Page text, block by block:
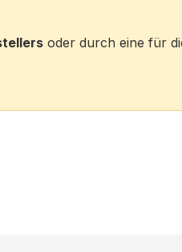
oder durch eine für